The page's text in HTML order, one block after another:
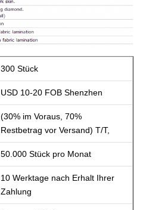
300 Stück
USD 10-20 FOB Shenzhen
(30% im Voraus, 70%
Restbetrag vor Versand) T/T,
50.000 Stück pro Monat
10 Werktage nach Erhalt Ihrer
Zahlung